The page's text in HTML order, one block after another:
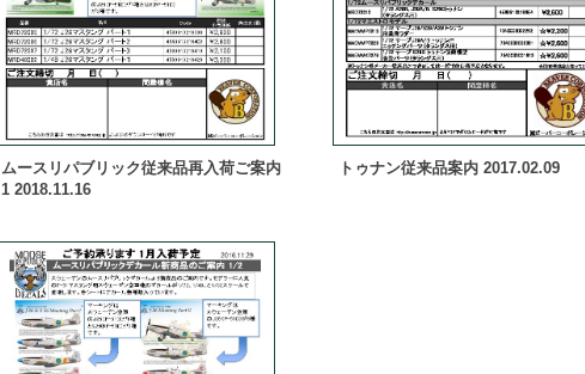
ムースリパブリック従来品再入荷ご案内
1 2018.11.16
トゥナン従来品案内 2017.02.09